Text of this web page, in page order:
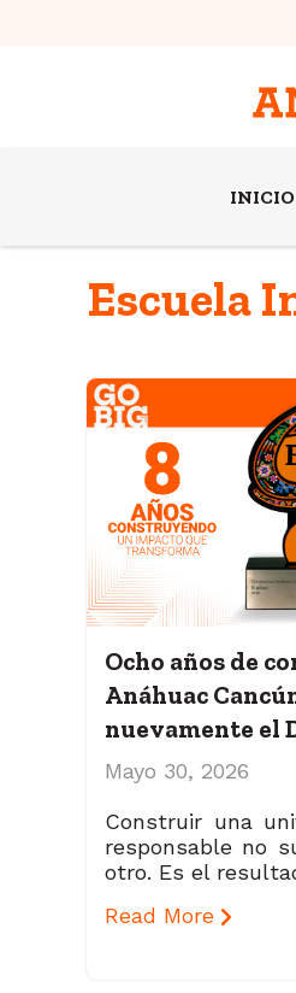
INICIO
Escuela
Ocho años de
Anáhuac
nuevamente el
Mayo 30, 2026
Construir una
responsable no
otro. Es el
Read More